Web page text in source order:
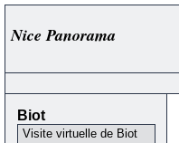
Nice Panorama
Biot
Visite virtuelle de Biot